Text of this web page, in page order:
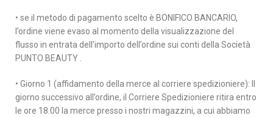
• se il metodo di pagamento scelto è BONIFICO BANCARIO,
l’ordine viene evaso al momento della visualizzazione del
flusso in entrata dell’importo dell’ordine sui conti della Società
PUNTO BEAUTY .
• Giorno 1 (affidamento della merce al corriere spedizioniere): Il
giorno successivo all’ordine, il Corriere Spedizioniere ritira entro
le ore 18.00 la merce presso i nostri magazzini, a cui abbiamo